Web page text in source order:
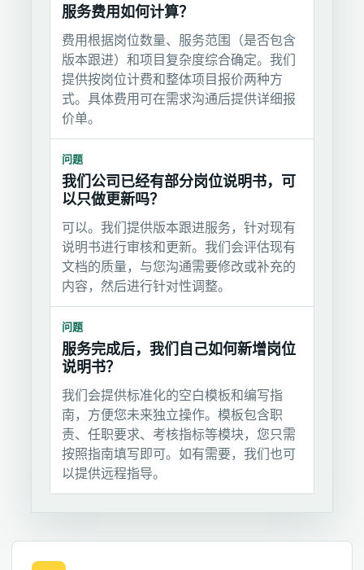
服务费用如何计算？
费用根据岗位数量、服务范围（是否包含
版本跟进）和项目复杂度综合确定。我们
提供按岗位计费和整体项目报价两种方
式。具体费用可在需求沟通后提供详细报
价单。
问题
我们公司已经有部分岗位说明书，可
以只做更新吗？
可以。我们提供版本跟进服务，针对现有
说明书进行审核和更新。我们会评估现有
文档的质量，与您沟通需要修改或补充的
内容，然后进行针对性调整。
问题
服务完成后，我们自己如何新增岗位
说明书？
我们会提供标准化的空白模板和编写指
南，方便您未来独立操作。模板包含职
责、任职要求、考核指标等模块，您只需
按照指南填写即可。如有需要，我们也可
以提供远程指导。